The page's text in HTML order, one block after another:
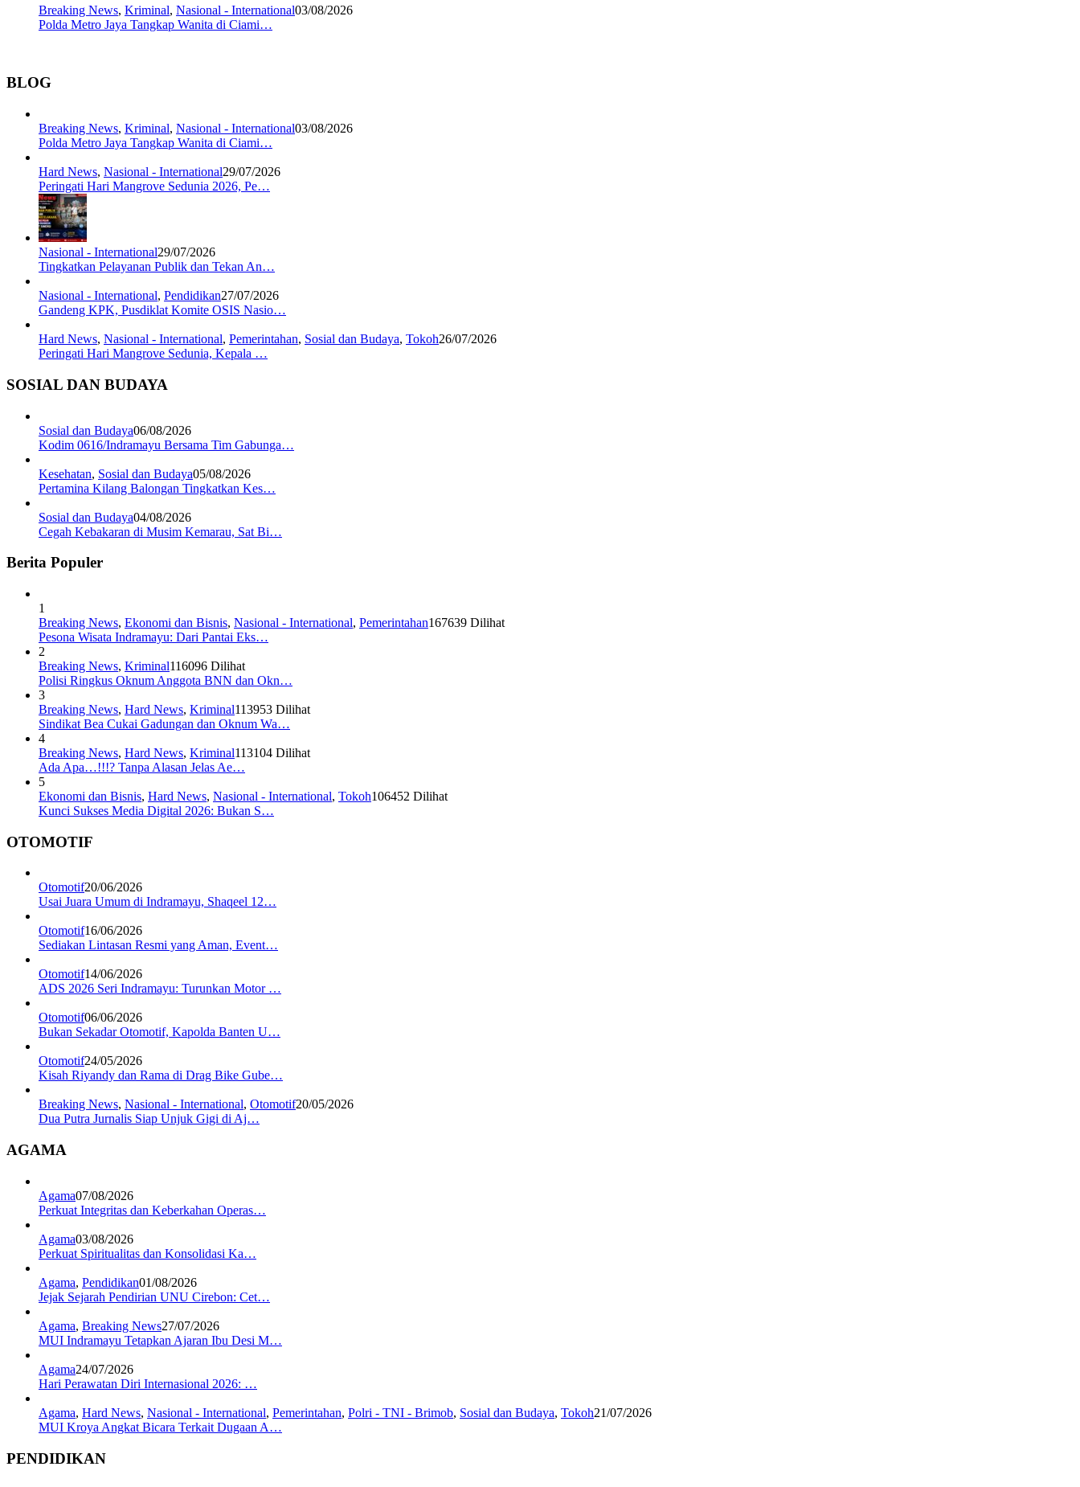
Breaking News, Kriminal, Nasional - International03/08/2026
Polda Metro Jaya Tangkap Wanita di Ciami…
BLOG
Breaking News, Kriminal, Nasional - International03/08/2026
Polda Metro Jaya Tangkap Wanita di Ciami…
Hard News, Nasional - International29/07/2026
Peringati Hari Mangrove Sedunia 2026, Pe…
Nasional - International29/07/2026
Tingkatkan Pelayanan Publik dan Tekan An…
Nasional - International, Pendidikan27/07/2026
Gandeng KPK, Pusdiklat Komite OSIS Nasio…
Hard News, Nasional - International, Pemerintahan, Sosial dan Budaya, Tokoh26/07/2026
Peringati Hari Mangrove Sedunia, Kepala …
SOSIAL DAN BUDAYA
Sosial dan Budaya06/08/2026
Kodim 0616/Indramayu Bersama Tim Gabunga…
Kesehatan, Sosial dan Budaya05/08/2026
Pertamina Kilang Balongan Tingkatkan Kes…
Sosial dan Budaya04/08/2026
Cegah Kebakaran di Musim Kemarau, Sat Bi…
Berita Populer
1
Breaking News, Ekonomi dan Bisnis, Nasional - International, Pemerintahan167639 Dilihat
Pesona Wisata Indramayu: Dari Pantai Eks…
2
Breaking News, Kriminal116096 Dilihat
Polisi Ringkus Oknum Anggota BNN dan Okn…
3
Breaking News, Hard News, Kriminal113953 Dilihat
Sindikat Bea Cukai Gadungan dan Oknum Wa…
4
Breaking News, Hard News, Kriminal113104 Dilihat
Ada Apa…!!!? Tanpa Alasan Jelas Ae…
5
Ekonomi dan Bisnis, Hard News, Nasional - International, Tokoh106452 Dilihat
Kunci Sukses Media Digital 2026: Bukan S…
OTOMOTIF
Otomotif20/06/2026
Usai Juara Umum di Indramayu, Shaqeel 12…
Otomotif16/06/2026
Sediakan Lintasan Resmi yang Aman, Event…
Otomotif14/06/2026
ADS 2026 Seri Indramayu: Turunkan Motor …
Otomotif06/06/2026
Bukan Sekadar Otomotif, Kapolda Banten U…
Otomotif24/05/2026
Kisah Riyandy dan Rama di Drag Bike Gube…
Breaking News, Nasional - International, Otomotif20/05/2026
Dua Putra Jurnalis Siap Unjuk Gigi di Aj…
AGAMA
Agama07/08/2026
Perkuat Integritas dan Keberkahan Operas…
Agama03/08/2026
Perkuat Spiritualitas dan Konsolidasi Ka…
Agama, Pendidikan01/08/2026
Jejak Sejarah Pendirian UNU Cirebon: Cet…
Agama, Breaking News27/07/2026
MUI Indramayu Tetapkan Ajaran Ibu Desi M…
Agama24/07/2026
Hari Perawatan Diri Internasional 2026: …
Agama, Hard News, Nasional - International, Pemerintahan, Polri - TNI - Brimob, Sosial dan Budaya, Tokoh21/07/2026
MUI Kroya Angkat Bicara Terkait Dugaan A…
PENDIDIKAN